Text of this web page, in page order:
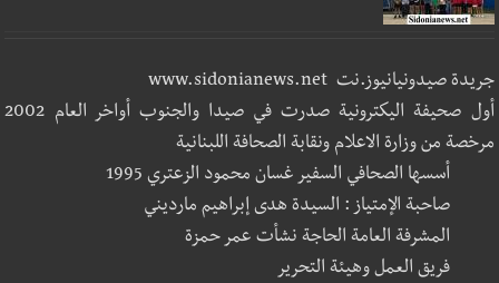
جريدة صيدونيانيوز.نت www.sidonianews.net
أول صحيفة اليكترونية صدرت في صيدا والجنوب أواخر العام 2002
مرخصة من وزارة الاعلام ونقابة الصحافة اللبنانية
أسسها الصحافي السفير غسان محمود الزعتري 1995
صاحبة الإمتياز : السيدة هدى إبراهيم مارديني
المشرفة العامة الحاجة نشأت عمر حمزة
فريق العمل وهيئة التحرير